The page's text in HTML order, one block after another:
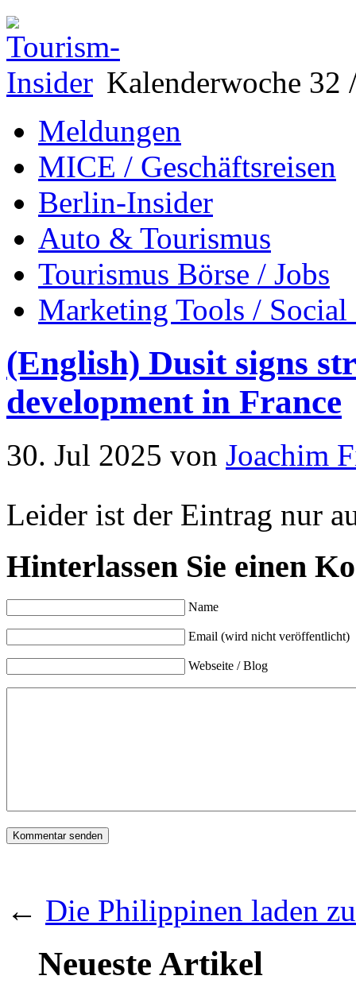
Kalenderwoche 32
Meldungen
MICE / Geschäftsreisen
Berlin-Insider
Auto & Tourismus
Tourismus Börse / Jobs
Marketing Tools /
(English) Dusit signs
development in France
30. Jul 2025 von Joachim
Leider ist der Eintrag nur
Hinterlassen Sie einen
Name
Email (wird nicht veröffentlicht)
Webseite / Blog
← Die Philippinen laden
Neueste Artikel